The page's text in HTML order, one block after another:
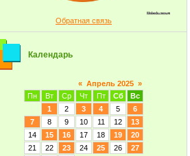
Обратная связь
Календарь
« Апрель 2025 »
Пн
Вт Ср Чт Пт Сб
Вс
1
2 3 4 5
6
7
8 9 10 11 12
13
14
15 16 17 18 19
20
21
22 23 24 25 26
27